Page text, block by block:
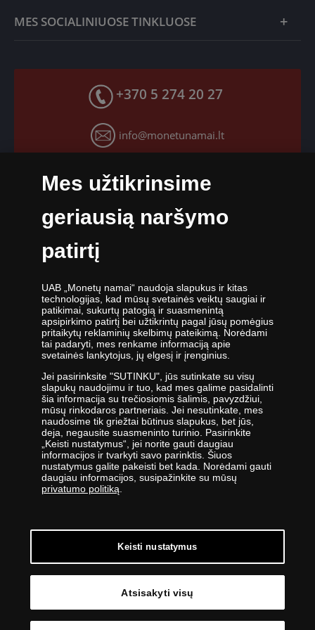
Greitas pristatymas
Grąžinimo garantija
Slapukų nustatymai
MES SOCIALINIUOSE TINKLUOSE
Facebook paskyra
YouTube paskyra
+370 5 274 20 27
info@monetunamai.lt
Darbo dienomis nuo 9:00 iki 17:00 val.
oficiali kolekcinių monetų ir medalių platintoja Lietuvoje. Nuo 2009
metų veikianti UAB „Monetų namai“ priklauso „Samlerhuset Group“
įmonių grupei.
Viena didžiausių numizmatinių gaminių platintojų grupė Europoje
,,Samlerhuset Group“ turi padalinius 14-oje Europos šalių, kuriuose
seniausia Norvegijos kalykla, veikianti nuo 1686 metų. Norvegijos
kalykla gamina kai kurias oficialias Norvegijos ir kitų šalių monetas,
be to, kasmet kaldina Nobelio taikos premijos medalį. 2012 m.
įmonės apyvarta siekė 400 milijonų eurų.
UAB „Monetų namai“ specialistai nuolatos tobulina savo žinias -
lanko parodas ir aukcionus visame pasaulyje - todėl įmonė savo
klientams siūlo tik aukščiausios kokybės gaminius.
© Copyright 2026 - UAB „Monetų namai“ | Žalgirio g. 88, LT-
09303 Vilnius | Tel: +370 5 274 20 27
Mes užtikrinsime
geriausią naršymo
patirtį
UAB „Monetų namai“ naudoja slapukus ir kitas
technologijas, kad mūsų svetainės veiktų saugiai ir
patikimai, sukurtų patogią ir suasmenintą
apsipirkimo patirtį bei užtikrintų pagal jūsų pomėgius
pritaikytų reklaminių skelbimų pateikimą. Norėdami
tai padaryti, mes renkame informaciją apie
svetainės lankytojus, jų elgesį ir įrenginius.
Jei pasirinksite "SUTINKU", jūs sutinkate su visų
slapukų naudojimu ir tuo, kad mes galime pasidalinti
šia informacija su trečiosiomis šalimis, pavyzdžiui,
mūsų rinkodaros partneriais. Jei nesutinkate, mes
naudosime tik griežtai būtinus slapukus, bet jūs,
deja, negausite suasmeninto turinio. Pasirinkite
„Keisti nustatymus“, jei norite gauti daugiau
informacijos ir tvarkyti savo parinktis. Šiuos
nustatymus galite pakeisti bet kada. Norėdami gauti
daugiau informacijos, susipažinkite su mūsų
privatumo politiką
Keisti nustatymus
Atsisakyti visų